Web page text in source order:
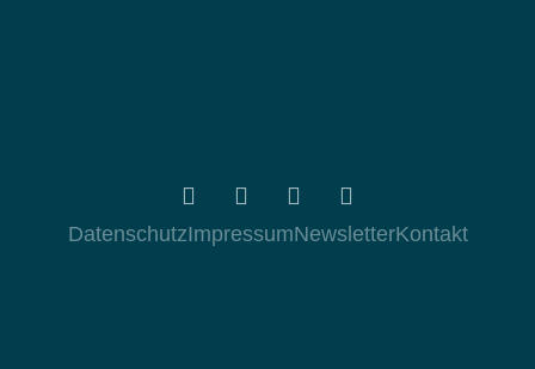
DatenschutzImpressumNewsletterKontakt